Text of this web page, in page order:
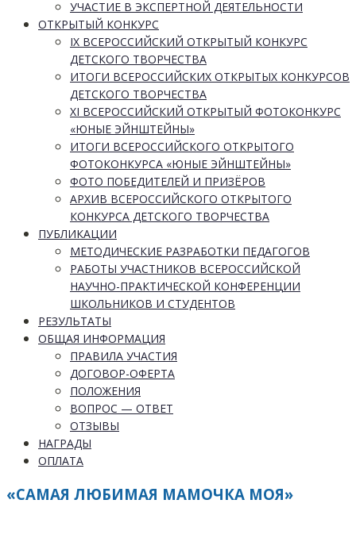
УЧАСТИЕ В ЭКСПЕРТНОЙ ДЕЯТЕЛЬНОСТИ
ОТКРЫТЫЙ КОНКУРС
IX ВСЕРОССИЙСКИЙ ОТКРЫТЫЙ КОНКУРС
ДЕТСКОГО ТВОРЧЕСТВА
ИТОГИ ВСЕРОССИЙСКИХ ОТКРЫТЫХ КОНКУРСОВ
ДЕТСКОГО ТВОРЧЕСТВА
XI ВСЕРОССИЙСКИЙ ОТКРЫТЫЙ ФОТОКОНКУРС
«ЮНЫЕ ЭЙНШТЕЙНЫ»
ИТОГИ ВСЕРОССИЙСКОГО ОТКРЫТОГО
ФОТОКОНКУРСА «ЮНЫЕ ЭЙНШТЕЙНЫ»
ФОТО ПОБЕДИТЕЛЕЙ И ПРИЗЁРОВ
АРХИВ ВСЕРОССИЙСКОГО ОТКРЫТОГО
КОНКУРСА ДЕТСКОГО ТВОРЧЕСТВА
ПУБЛИКАЦИИ
МЕТОДИЧЕСКИЕ РАЗРАБОТКИ ПЕДАГОГОВ
РАБОТЫ УЧАСТНИКОВ ВСЕРОССИЙСКОЙ
НАУЧНО-ПРАКТИЧЕСКОЙ КОНФЕРЕНЦИИ
ШКОЛЬНИКОВ И СТУДЕНТОВ
РЕЗУЛЬТАТЫ
ОБЩАЯ ИНФОРМАЦИЯ
ПРАВИЛА УЧАСТИЯ
ДОГОВОР-ОФЕРТА
ПОЛОЖЕНИЯ
ВОПРОС — ОТВЕТ
ОТЗЫВЫ
НАГРАДЫ
ОПЛАТА
«САМАЯ ЛЮБИМАЯ МАМОЧКА МОЯ»